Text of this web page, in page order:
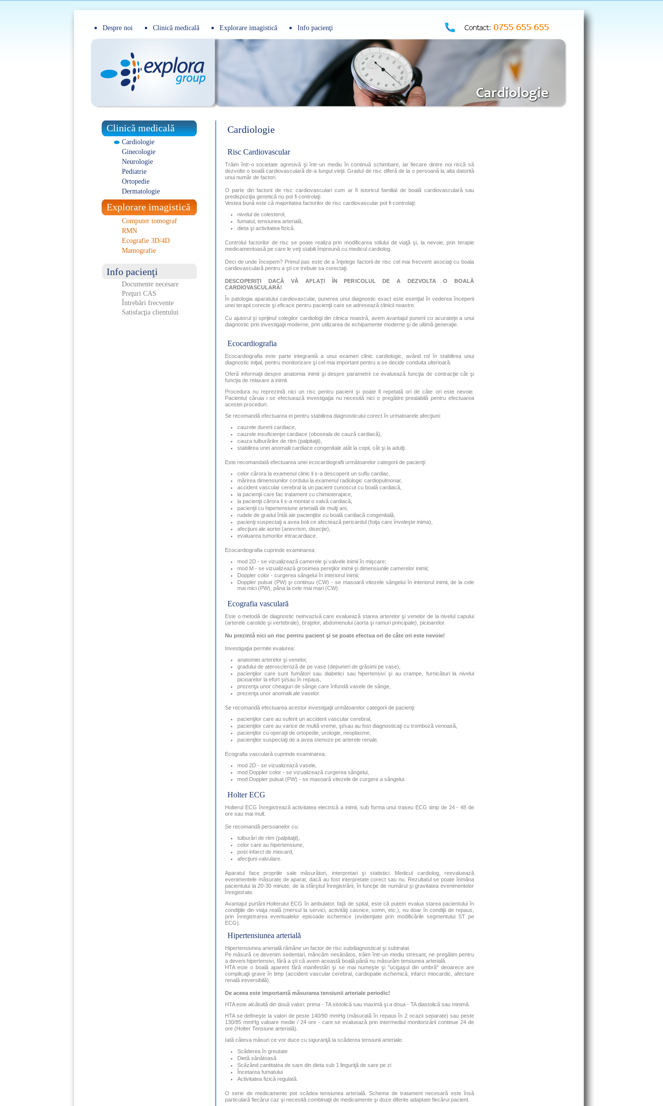
Despre noi Clinică medicală Explorare imagistică Info pacienţi
Clinică medicală
Cardiologie
Ginecologie
Neurologie
Pediatrie
Ortopedie
Dermatologie
Explorare imagistică
Computer tomograf
RMN
Ecografie 3D/4D
Mamografie
Info pacienţi
Documente necesare
Preţuri CAS
Întrebări frecvente
Satisfacţia clientului
Cardiologie
Risc Cardiovascular
Trăim într-o societate agresivă şi într-un mediu în continuă schimbare, iar fiecare dintre noi riscă să
dezvolte o boală cardiovasculară de-a lungul vieţii. Gradul de risc diferă de la o persoană la alta datorită
unui număr de factori.
O parte din factorii de risc cardiovasculari cum ar fi istoricul familial de boală cardiovasculară sau
predispoziţia genetică nu pot fi controlaţi.
Vestea bună este că majoritatea factorilor de risc cardiovascular pot fi controlaţi:
nivelul de colesterol,
fumatul, tensiunea arterială,
dieta şi activitatea fizică.
Controlul factorilor de risc se poate realiza prin modificarea stilului de viaţă şi, la nevoie, prin terapie
medicamentoasă pe care le veţi stabili împreună cu medicul cardiolog.
Deci de unde începem? Primul pas este de a înţelege factorii de risc cel mai frecvent asociaţi cu boala
cardiovasculară pentru a şti ce trebuie sa corectaţi.
DESCOPERIŢI DACĂ VĂ AFLAŢI ÎN PERICOLUL DE A DEZVOLTA O BOALĂ
CARDIOVASCULARĂ!
În patologia aparatului cardiovascular, punerea unui diagnostic exact este esenţial în vederea începerii
unei terapii corecte şi eficace pentru pacienţii care se adresează clinicii noastre.
Cu ajutorul şi sprijinul colegilor cardiologi din clinica noastră, avem avantajul punerii cu acurateţe a unui
diagnostic prin investigaţii moderne, prin utilizarea de echipamente moderne şi de ultimă generaţie.
Ecocardiografia
Ecocardiografia este parte integrantă a unui examen clinic cardiologic, având rol în stabilirea unui
diagnostic iniţial, pentru monitorizare şi cel mai important pentru a se decide conduita ulterioară.
Oferă informaţii despre anatomia inimii şi despre parametrii ce evaluează funcţia de contracţie cât şi
funcţia de relaxare a inimii.
Procedura nu reprezintă nici un risc pentru pacient şi poate fi repetată ori de câte ori este nevoie.
Pacientul căruia i se efectuează investigaţia nu necesită nici o pregătire prealabilă pentru efectuarea
acestei proceduri.
Se recomandă efectuarea ei pentru stabilirea diagnosticului corect în urmatoarele afecţiuni:
cauzele durerii cardiace,
cauzele insuficienţei cardiace (oboseala de cauză cardiacă),
cauza tulburărilor de ritm (palpitaţii),
stabilirea unei anomalii cardiace congenitale atât la copii, cât şi la adulţi.
Este recomandată efectuarea unei ecocardiografii următoarelor categorii de pacienţi:
celor cărora la examenul clinic li s-a descoperit un suflu cardiac,
mărirea dimensiunilor cordului la examenul radiologic cardiopulmonar,
accident vascular cerebral la un pacient cunoscut cu boală cardiacă,
la pacienţii care fac tratament cu chimioterapice,
la pacienţii cărora li s-a montat o valvă cardiacă,
pacienţii cu hipertensiune arterială de mulţi ani,
rudele de gradul întâi ale pacienţilor cu boală cardiacă congenitală,
pacienţi suspectaţi a avea boli ce afectează pericardul (foiţa care înveleşte inima),
afecţiuni ale aortei (anevrism, disecţie),
evaluarea tumorilor intracardiace.
Ecocardiografia cuprinde examinarea:
mod 2D - se vizualizează camerele şi valvele inimii în mişcare;
mod M - se vizualizează grosimea pereţilor inimii şi dimensiunile camerelor inimii;
Doppler color - curgerea sângelui în interiorul inimii;
Doppler pulsat (PW) şi continuu (CW) - se masoară vitezele sângelui în interiorul inimii, de la cele
mai mici (PW), pâna la cele mai mari (CW).
Ecografia vasculară
Este o metodă de diagnostic neinvazivă care evaluează starea arterelor şi venelor de la nivelul capului
(arterele carotide şi vertebrale), braţelor, abdomenului (aorta şi ramuri principale), picioarelor.
Nu prezintă nici un risc pentru pacient şi se poate efectua ori de câte ori este nevoie!
Investigaţia permite evalurea:
anatomiei arterelor şi venelor,
gradului de ateroscleroză de pe vase (depuneri de grăsimi pe vase),
pacienţilor care sunt fumători sau diabetici sau hipertensivi şi au crampe, furnicături la nivelul
picioarelor la efort şi/sau în repaus,
prezenţa unor cheaguri de sânge care înfundă vasele de sânge,
prezenţa unor anomalii ale vaselor.
Se recomandă efectuarea acestor investigaţii următoarelor categorii de pacienţi:
pacienţilor care au suferit un accident vascular cerebral,
pacienţilor care au varice de multă vreme, şi/sau au fost diagnosticaţi cu tromboză venoasă,
pacienţilor cu operaţii de ortopedie, urologie, neoplasme,
pacienţilor suspectaţi de a avea stenoze pe arterele renale.
Ecografia vasculară cuprinde examinarea:
mod 2D - se vizualizează vasele,
mod Doppler color - se vizualizează curgerea sângelui,
mod Doppler pulsat (PW) - se masoară vitezele de curgere a sângelui.
Holter ECG
Holterul ECG înregistrează activitatea electrică a inimii, sub forma unui traseu ECG timp de 24 - 48 de
ore sau mai mult.
Se recomandă persoanelor cu:
tulburări de ritm (palpitaţii),
celor care au hipertensiune,
post infarct de miocard,
afecţiuni valvulare.
Aparatul face propriile sale măsurători, interpretari şi statistici. Medicul cardiolog, reevaluează
evenimentele măsurate de aparat, dacă au fost interpretate corect sau nu. Rezultatul se poate înmâna
pacientului la 20-30 minute, de la sfârşitul înregistrării, în funcţie de numărul şi gravitatea evenimentelor
înregistrate.
Avantajul purtării Holterului ECG în ambulator, faţă de spital, este că putem evalua starea pacientului în
condiţiile din viaţa reală (mersul la servici, activităţi casnice, somn, etc.), nu doar în condiţii de repaus,
prin înregistrarea eventualelor episoade ischemice (evidenţiate prin modificările segmentului ST pe
ECG).
Hipertensiunea arterială
Hipertensiunea arterială rămâne un factor de risc subdiagnosticat şi subtratat.
Pe măsură ce devenim sedentari, mâncăm nesănătos, trăim într-un mediu stresant, ne pregătim pentru
a deveni hipertensivi, fără a şti că avem această boală până nu măsurăm tensiunea arterială.
HTA este o boală aparent fără manifestări şi se mai numeşte şi "ucigaşul din umbră" deoarece are
complicaţii grave în timp (accident vascular cerebral, cardiopatie ischemică, infarct miocardic, afectare
renală ireversibilă).
De aceea este importantă măsurarea tensiunii arteriale periodic!
HTA este alcătuită din două valori: prima - TA sistolică sau maximă şi a doua - TA diastolică sau minimă.
HTA se defineşte la valori de peste 140/90 mmHg (măsurată în repaus în 2 ocazii separate) sau peste
130/85 mmHg valoare medie / 24 ore - care se evaluează prin intermediul monitorizării continue 24 de
ore (Holter Tensiune arterială).
Iată câteva măsuri ce vor duce cu siguranţă la scăderea tensiunii arteriale:
Scăderea în greutate
Dietă sănătoasă
Scăzând cantitatea de sare din dieta sub 1 linguriţă de sare pe zi
Încetarea fumatului
Activitatea fizică regulată.
O serie de medicamente pot scădea tensiunea arterială. Schema de tratament necesară este însă
particulară fiecărui caz şi necesită combinaţii de medicamente şi doze diferite adaptate fiecărui pacient.